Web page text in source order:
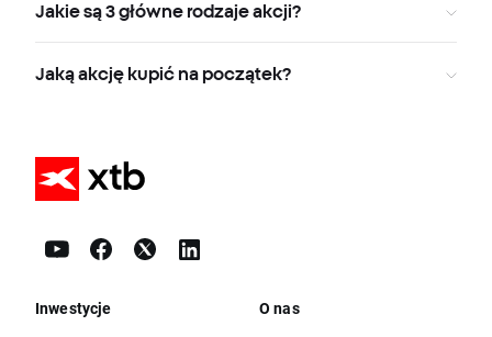
Jakie są 3 główne rodzaje akcji?
Jaką akcję kupić na początek?
Inwestycje O nas